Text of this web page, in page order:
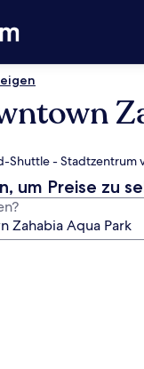
Shuttle - Stadtzentrum
um Preise zu